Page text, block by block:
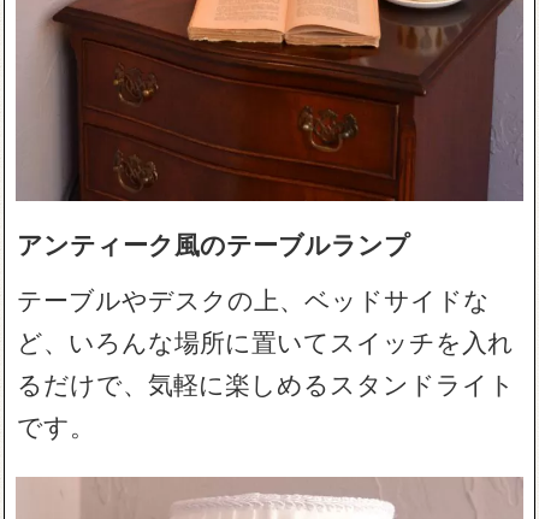
アンティーク風のテーブルランプ
テーブルやデスクの上、ベッドサイドな
ど、いろんな場所に置いてスイッチを入れ
るだけで、気軽に楽しめるスタンドライト
です。